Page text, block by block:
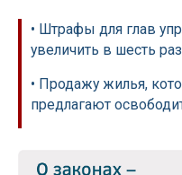
• Штрафы для глав
увеличить в шесть раз
• Продажу жилья,
предлагают